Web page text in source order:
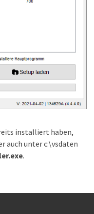
installiert haben,
auch unter c:\vsdaten
.